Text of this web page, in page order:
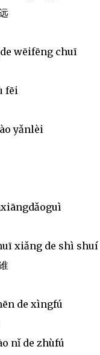
wēifēng chuī
fēi
yǎnlèi
xiǎng de shì shuí
de xìngfú
nǐ de zhùfú